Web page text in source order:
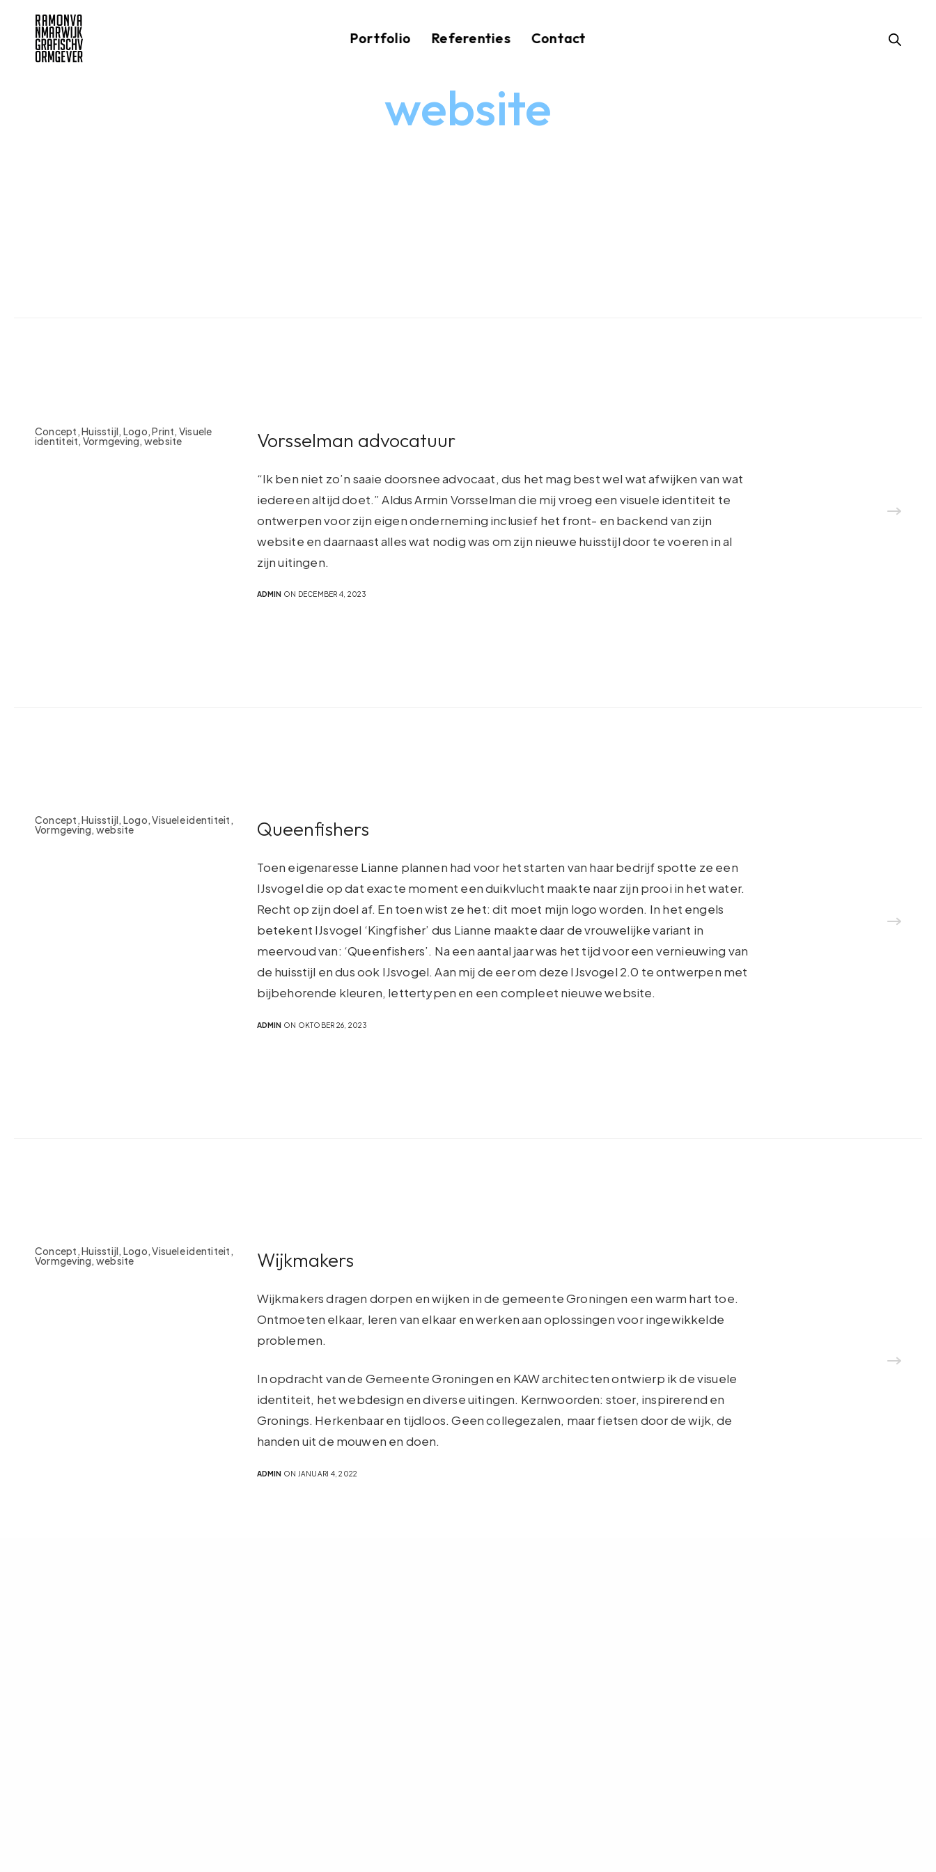
Portfolio Referenties Contact
website
Concept, Huisstijl, Logo, Print, Visuele
identiteit, Vormgeving, website Vorsselman advocatuur
“Ik ben niet zo’n saaie doorsnee advocaat, dus het mag best wel wat afwijken van wat
iedereen altijd doet.” Aldus Armin Vorsselman die mij vroeg een visuele identiteit te
ontwerpen voor zijn eigen onderneming inclusief het front- en backend van zijn
website en daarnaast alles wat nodig was om zijn nieuwe huisstijl door te voeren in al
zijn uitingen.
ADMIN ON DECEMBER 4, 2023
Concept, Huisstijl, Logo, Visuele identiteit,
Vormgeving, website Queenfishers
Toen eigenaresse Lianne plannen had voor het starten van haar bedrijf spotte ze een
IJsvogel die op dat exacte moment een duikvlucht maakte naar zijn prooi in het water.
Recht op zijn doel af. En toen wist ze het: dit moet mijn logo worden. In het engels
betekent IJsvogel ‘Kingfisher’ dus Lianne maakte daar de vrouwelijke variant in
meervoud van: ‘Queenfishers’. Na een aantal jaar was het tijd voor een vernieuwing van
de huisstijl en dus ook IJsvogel. Aan mij de eer om deze IJsvogel 2.0 te ontwerpen met
bijbehorende kleuren, lettertypen en een compleet nieuwe website.
ADMIN ON OKTOBER 26, 2023
Concept, Huisstijl, Logo, Visuele identiteit,
Vormgeving, website Wijkmakers
Wijkmakers dragen dorpen en wijken in de gemeente Groningen een warm hart toe.
Ontmoeten elkaar, leren van elkaar en werken aan oplossingen voor ingewikkelde
problemen.
In opdracht van de Gemeente Groningen en KAW architecten ontwierp ik de visuele
identiteit, het webdesign en diverse uitingen. Kernwoorden: stoer, inspirerend en
Gronings. Herkenbaar en tijdloos. Geen collegezalen, maar fietsen door de wijk, de
handen uit de mouwen en doen.
ADMIN ON JANUARI 4, 2022
© 2026 Ramon van Marwijk